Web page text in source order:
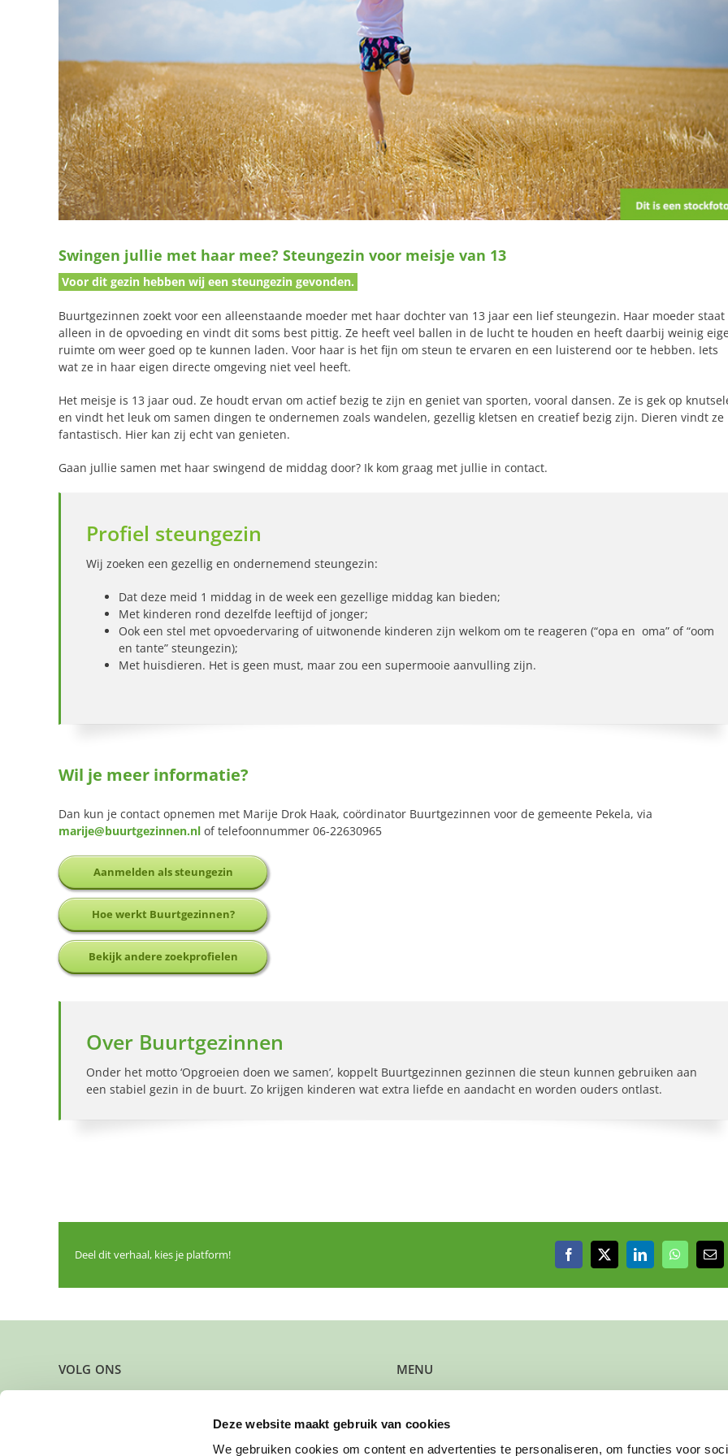
Deze website maakt gebruik van cookies
We gebruiken cookies om content en advertenties te personaliseren, om functies voor
Swingen jullie met haar mee? Steungezin voor meisje van 13
Voor dit gezin hebben wij een steungezin gevonden.
Buurtgezinnen zoekt voor een alleenstaande moeder met haar dochter van 13 jaar een lief steungezin. Haar moeder staat
alleen in de opvoeding en vindt dit soms best pittig. Ze heeft veel ballen in de lucht te houden en heeft daarbij weinig
ruimte om weer goed op te kunnen laden. Voor haar is het fijn om steun te ervaren en een luisterend oor te hebben. Iets
wat ze in haar eigen directe omgeving niet veel heeft.
Het meisje is 13 jaar oud. Ze houdt ervan om actief bezig te zijn en geniet van sporten, vooral dansen. Ze is gek op
en vindt het leuk om samen dingen te ondernemen zoals wandelen, gezellig kletsen en creatief bezig zijn. Dieren vindt ze
fantastisch. Hier kan zij echt van genieten.
Gaan jullie samen met haar swingend de middag door? Ik kom graag met jullie in contact.
Profiel steungezin
Wij zoeken een gezellig en ondernemend steungezin:
Dat deze meid 1 middag in de week een gezellige middag kan bieden;
Met kinderen rond dezelfde leeftijd of jonger;
Ook een stel met opvoedervaring of uitwonende kinderen zijn welkom om te reageren (“opa en oma” of “oom
en tante” steungezin);
Met huisdieren. Het is geen must, maar zou een supermooie aanvulling zijn.
Wil je meer informatie?
Dan kun je contact opnemen met Marije Drok Haak, coördinator Buurtgezinnen voor de gemeente Pekela, via
marije@buurtgezinnen.nl of telefoonnummer 06-22630965
Aanmelden als steungezin
Hoe werkt Buurtgezinnen?
Bekijk andere zoekprofielen
Over Buurtgezinnen
Onder het motto ‘Opgroeien doen we samen’, koppelt Buurtgezinnen gezinnen die steun kunnen gebruiken aan
een stabiel gezin in de buurt. Zo krijgen kinderen wat extra liefde en aandacht en worden ouders ontlast.
Deel dit verhaal, kies je platform! Facebook
X LinkedIn
E-
VOLG ONS MENU
Kun je steun gebruiken?
Wil je een gezin verwijzen?
Werk je bij de gemeente?